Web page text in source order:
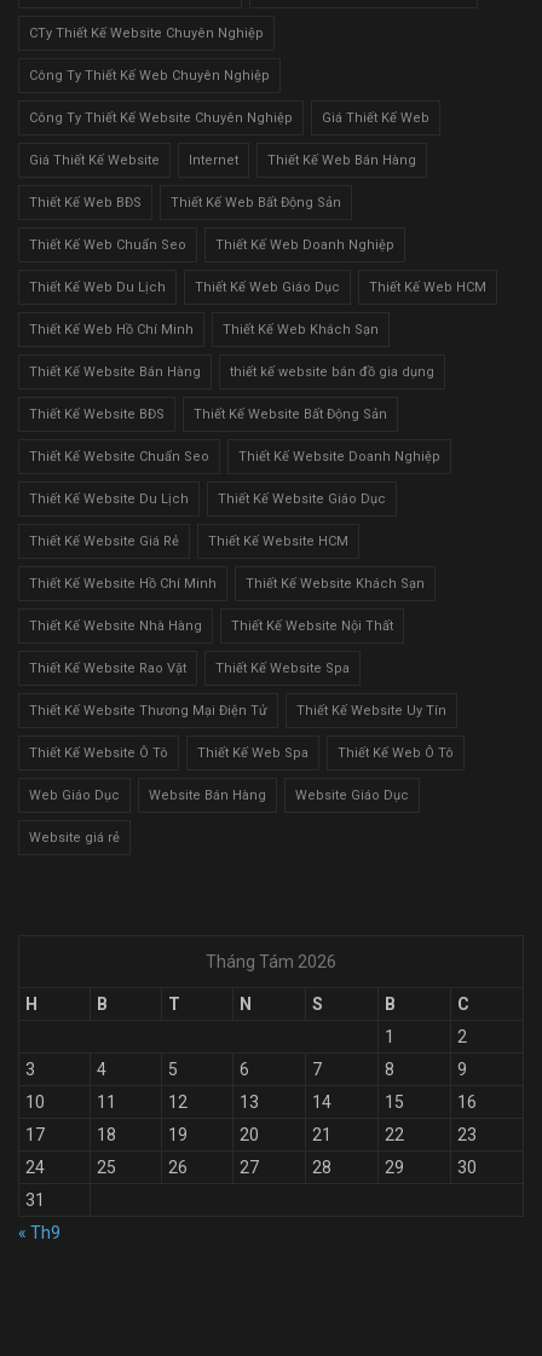
CTy Thiết Kế Website Chuyên Nghiệp
Công Ty Thiết Kế Web Chuyên Nghiệp
Công Ty Thiết Kế Website Chuyên Nghiệp Giá Thiết Kế Web
Giá Thiết Kế Website Internet Thiết Kế Web Bán Hàng
Thiết Kế Web BĐS Thiết Kế Web Bất Động Sản
Thiết Kế Web Chuẩn Seo Thiết Kế Web Doanh Nghiệp
Thiết Kế Web Du Lịch Thiết Kế Web Giáo Dục Thiết Kế Web HCM
Thiết Kế Web Hồ Chí Minh Thiết Kế Web Khách Sạn
Thiết Kế Website Bán Hàng thiết kế website bán đồ gia dụng
Thiết Kế Website BĐS Thiết Kế Website Bất Động Sản
Thiết Kế Website Chuẩn Seo Thiết Kế Website Doanh Nghiệp
Thiết Kế Website Du Lịch Thiết Kế Website Giáo Dục
Thiết Kế Website Giá Rẻ Thiết Kế Website HCM
Thiết Kế Website Hồ Chí Minh Thiết Kế Website Khách Sạn
Thiết Kế Website Nhà Hàng Thiết Kế Website Nội Thất
Thiết Kế Website Rao Vặt Thiết Kế Website Spa
Thiết Kế Website Thương Mại Điện Tử Thiết Kế Website Uy Tín
Thiết Kế Website Ô Tô Thiết Kế Web Spa Thiết Kế Web Ô Tô
Web Giáo Dục Website Bán Hàng Website Giáo Dục
Website giá rẻ
Tháng Tám 2026
H B T N S B
C
1
2
3
4 5 6 7 8
9
10
11 12 13 14 15
16
17
18 19 20 21 22
23
24
25 26 27 28 29
30
31
« Th9